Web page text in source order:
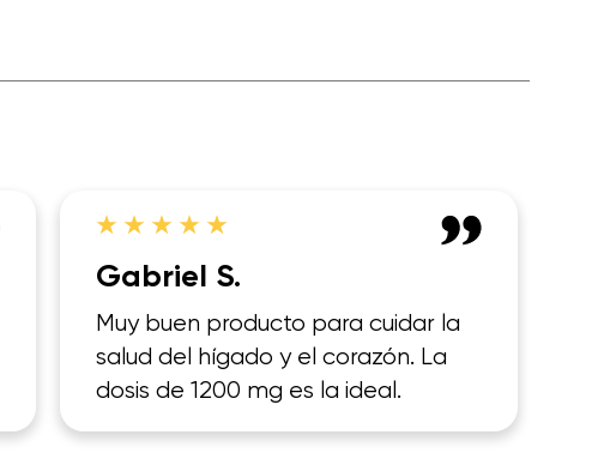
Gabriel S.
Muy buen producto para cuidar la
salud del hígado y el corazón. La
dosis de 1200 mg es la ideal.